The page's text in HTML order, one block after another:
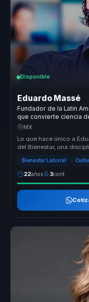
Disponible
Eduardo Massé
Fundador de la Latin
que convierte ciencia
para empresas y
MX
Lo que hace único a
del Bienestar, una
mindfuln...
Bienestar Laboral
22años 3conf.